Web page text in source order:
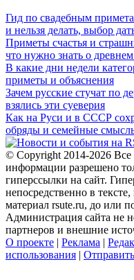
Гид по свадебным
и нельзя делать, выбор
Приметы счастья и
что нужно знать о
В какие дни недели
приметы и объяснения
Зачем русские стучат по
взялись эти суеверия
Как на Руси и в СССР
обряды и семейные
© Copyright 2014-2026
информации разрешено
гиперссылки на сайт.
непосредственно в
материал rsute.ru, до или
Администрация сайта не
партнеров и внешние
О проекте | Реклама |
использования |